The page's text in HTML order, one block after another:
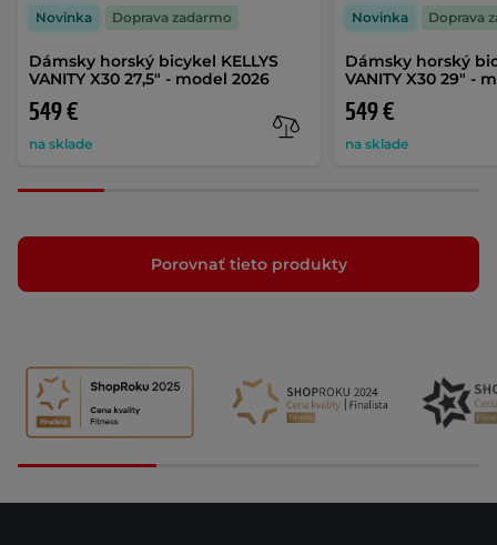
Dámsky horský bicykel KELLYS
VANITY X30 27,5" - model 2026
549 €
na sklade
Novinka Doprava zadarmo
Dámsky horský
VANITY X30 29" -
549 €
na sklade
Novinka Doprava
Porovnať tieto produkty